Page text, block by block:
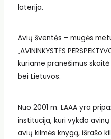
loterija.
Avių šventės – mugės
„AVININKYSTĖS
kuriame pranešimus
bei Lietuvos.
Nuo 2001 m. LAAA yra
institucija, kuri vykdo
avių kilmės knygą, išrašo